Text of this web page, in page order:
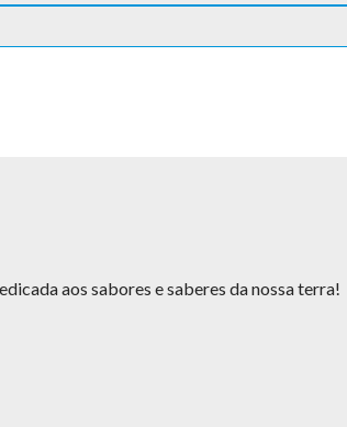
aos sabores e saberes da nossa terra!